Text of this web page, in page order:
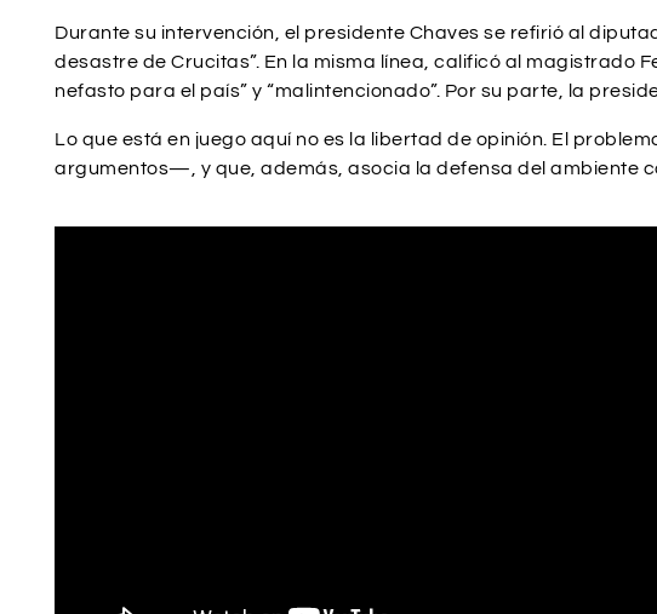
Durante su intervención, el presidente Chaves se refirió al
desastre de Crucitas”. En la misma línea, calificó al magistrado
nefasto para el país” y “malintencionado”. Por su parte, la
Lo que está en juego aquí no es la libertad de opinión. El
argumentos—, y que, además, asocia la defensa del ambiente